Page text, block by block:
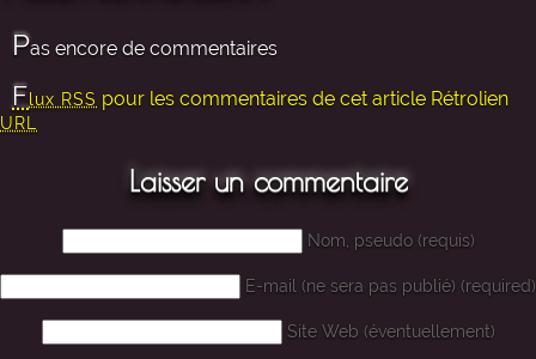
Pas encore de commentaires
Flux RSS pour les commentaires de cet article Rétrolien
URL
Laisser un commentaire
Nom, pseudo (requis)
E-mail (ne sera pas publié) (required)
Site Web (éventuellement)